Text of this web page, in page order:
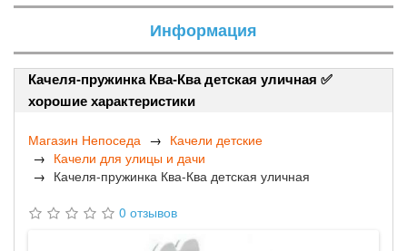
Информация
Качеля-пружинка Ква-Ква детская уличная ✅
хорошие характеристики
Магазин Непоседа
Качели детские
Качели для улицы и дачи
Качеля-пружинка Ква-Ква детская уличная
0 отзывов